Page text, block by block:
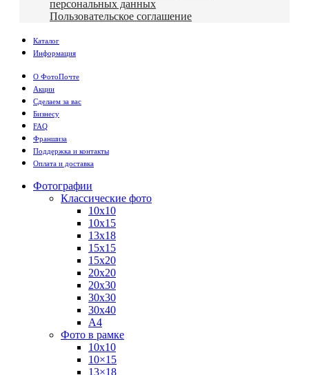
персональных данных
Пользовательское соглашение
Каталог
Информация
О ФотоПочте
Акции
Сделаем за вас
Бизнесу
FAQ
Франшиза
Поддержка и контакты
Оплата и доставка
Фотографии
Классические фото
10х10
10х15
13х18
15х15
15х20
20х20
20х30
30х30
30х40
А4
Фото в рамке
10х10
10×15
13×18